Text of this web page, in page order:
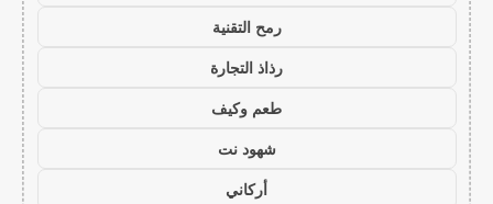
رمح التقنية
رذاذ التجارة
طعم وكيف
شهود نت
أركاني